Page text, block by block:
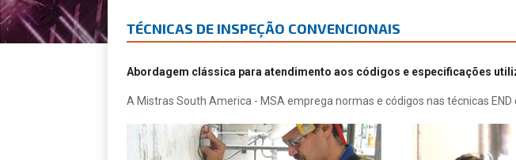
TÉCNICAS DE INSPEÇÃO CONVENCIONAIS
Abordagem clássica para atendimento aos códigos e especificações
A Mistras South America - MSA emprega normas e códigos nas técnicas